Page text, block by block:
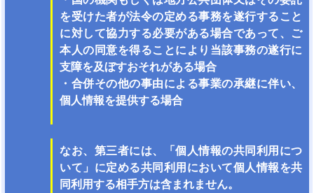
を受けた者が法令の定める事務を遂行すること
に対して協力する必要がある場合であって、ご
本人の同意を得ることにより当該事務の遂行に
支障を及ぼすおそれがある場合
・合併その他の事由による事業の承継に伴い、
個人情報を提供する場合
なお、第三者には、「個人情報の共同利用につ
いて」に定める共同利用において個人情報を共
同利用する相手方は含まれません。